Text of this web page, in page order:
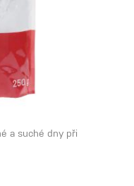
a suché dny při